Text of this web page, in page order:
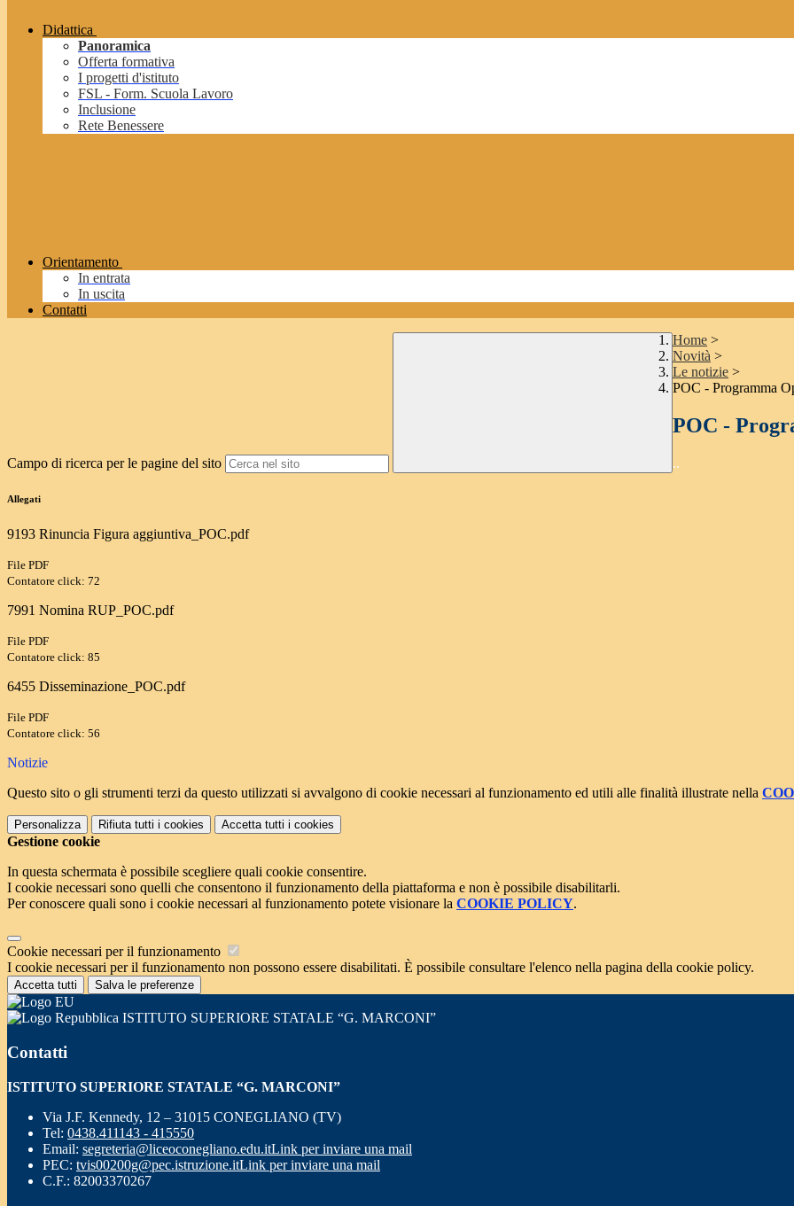
Didattica
Panoramica
Offerta formativa
I progetti d'istituto
FSL - Form. Scuola Lavoro
Inclusione
Rete Benessere
Orientamento
In entrata
In uscita
Contatti
Campo di ricerca per le pagine del sito
Home >
Novità >
Le notizie >
POC - Programma
POC -
..
Allegati
9193 Rinuncia Figura aggiuntiva_POC.pdf
File PDF
Contatore click: 72
7991 Nomina RUP_POC.pdf
File PDF
Contatore click: 85
6455 Disseminazione_POC.pdf
File PDF
Contatore click: 56
Notizie
Questo sito o gli strumenti terzi da questo utilizzati si avvalgono di cookie necessari al funzionamento ed utili alle finalità illustrate nella
Personalizza Rifiuta tutti i cookies Accetta tutti i cookies
Gestione cookie
In questa schermata è possibile scegliere quali cookie consentire.
I cookie necessari sono quelli che consentono il funzionamento della piattaforma e non è possibile disabilitarli.
Per conoscere quali sono i cookie necessari al funzionamento potete visionare la COOKIE POLICY.
Cookie necessari per il funzionamento
I cookie necessari per il funzionamento non possono essere disabilitati. È possibile consultare l'elenco nella pagina della cookie policy.
Accetta tutti Salva le preferenze
ISTITUTO SUPERIORE STATALE “G. MARCONI”
Contatti
ISTITUTO SUPERIORE STATALE “G. MARCONI”
Via J.F. Kennedy, 12 – 31015 CONEGLIANO (TV)
Tel: 0438.411143 - 415550
Email: segreteria@liceoconegliano.edu.itLink per inviare una mail
PEC: tvis00200g@pec.istruzione.itLink per inviare una mail
C.F.: 82003370267